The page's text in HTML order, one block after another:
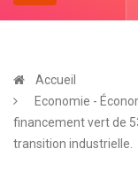
Accueil
Economie -
financement vert de
transition industrielle.